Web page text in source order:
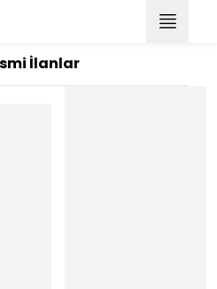
İlanlar